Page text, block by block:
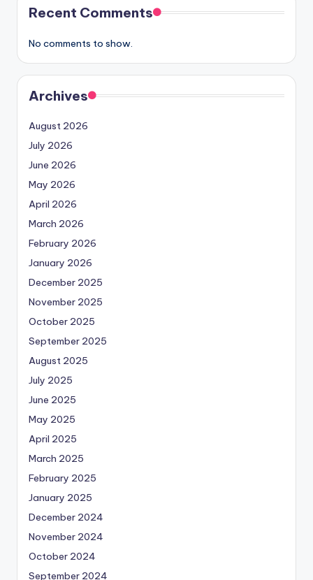
Recent Comments
No comments to show.
Archives
August 2026
July 2026
June 2026
May 2026
April 2026
March 2026
February 2026
January 2026
December 2025
November 2025
October 2025
September 2025
August 2025
July 2025
June 2025
May 2025
April 2025
March 2025
February 2025
January 2025
December 2024
November 2024
October 2024
September 2024